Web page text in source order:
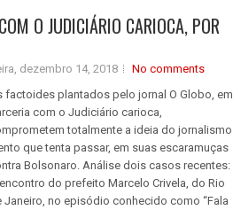
O JUDICIÁRIO CARIOCA, POR
dezembro 14, 2018
No comments
factoides plantados pelo jornal O Globo, em
com o Judiciário carioca,
totalmente a ideia do jornalismo
que tenta passar, em suas escaramuças
Bolsonaro. Análise dois casos recentes:
do prefeito Marcelo Crivela, do Rio
Janeiro, no episódio conhecido como “Fala